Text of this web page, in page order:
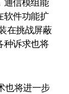
软件功能扩
在挑战屏蔽
种诉求也将
也将进一步